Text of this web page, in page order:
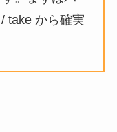
take から確実